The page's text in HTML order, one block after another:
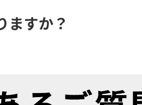
ますか？